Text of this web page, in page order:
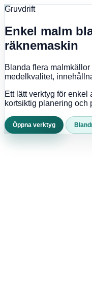
Gruvdrift
Enkel malm
räknemaskin
Blanda flera
medelkvalitet,
Ett lätt verktyg för
kortsiktig planering och
Öppna verktyg